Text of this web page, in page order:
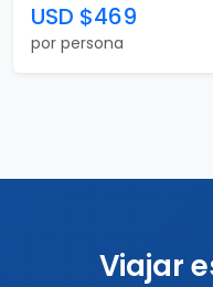
USD $469
por persona
Viajar